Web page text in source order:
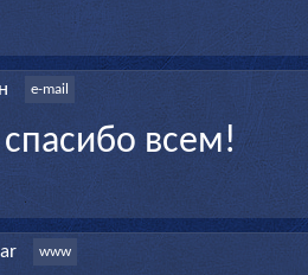
e-mail
всем!
www